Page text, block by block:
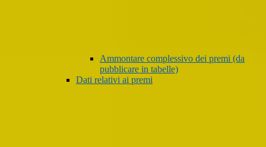
Ammontare complessivo dei premi (da
pubblicare in tabelle)
Dati relativi ai premi